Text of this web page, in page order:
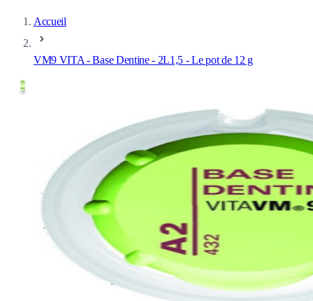
Accueil
VM9 VITA - Base Dentine - 2L1,5 - Le pot de 12 g